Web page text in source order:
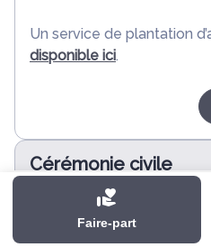
Faire-part
Un service de plantation
disponible ici.
Cérémonie civile
jeudi 26 décembre
Crématorium d'Allaire
1 Rue Ampère